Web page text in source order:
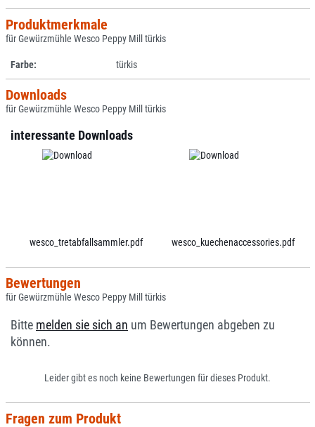
Produktmerkmale
für Gewürzmühle Wesco Peppy Mill türkis
Farbe: türkis
Downloads
für Gewürzmühle Wesco Peppy Mill türkis
interessante Downloads
wesco_tretabfallsammler.pdf wesco_kuechenaccessories.pdf
Bewertungen
für Gewürzmühle Wesco Peppy Mill türkis
Bitte melden sie sich an um Bewertungen abgeben zu
können.
Leider gibt es noch keine Bewertungen für dieses Produkt.
Fragen zum Produkt